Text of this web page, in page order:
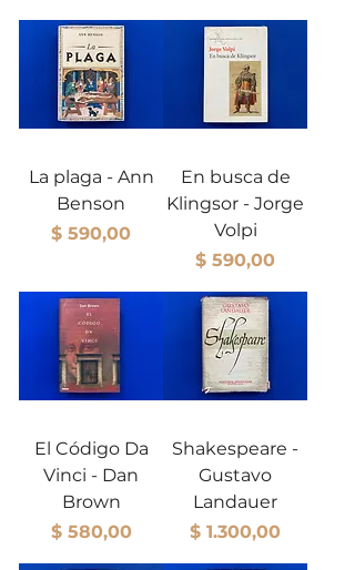
La plaga - Ann
Benson
Precio
$ 590,00
En busca de
Klingsor - Jorge
Volpi
Precio
$ 590,00
El Código Da
Vinci - Dan
Brown
Precio
$ 580,00
Shakespeare -
Gustavo
Landauer
Precio
$ 1.300,00